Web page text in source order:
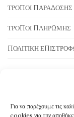
Για να παρέχουμε τις
cookies για την
ΤΡΌΠΟΙ ΠΑΡΆΔΟΣΗΣ
ΤΡΌΠΟΙ ΠΛΗΡΩΜΉΣ
ΠΟΛΙΤΙΚΉ